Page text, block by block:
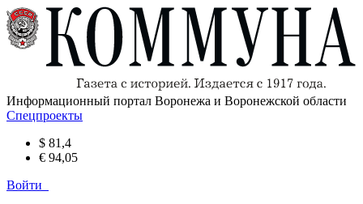
Информационный портал Воронежа и Воронежской области
Спецпроекты
$ 81,4
€ 94,05
Войти